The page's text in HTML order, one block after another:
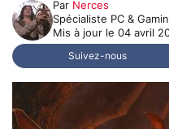
Par Nerces
Spécialiste PC &
Mis à jour le 04 avril
Suivez-nous